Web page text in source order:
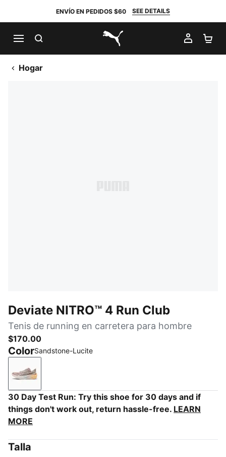
ENVÍO EN PEDIDOS $60 SEE DETAILS
PUMA.com
MI
Hogar
Deviate NITRO™ 4 Run Club
Tenis de running en carretera para hombre
$170.00
ColorSandstone-Lucite
Sandstone-Lucite
30 Day Test Run: Try this shoe for 30 days and if
things don't work out, return hassle-free. LEARN
MORE
Talla